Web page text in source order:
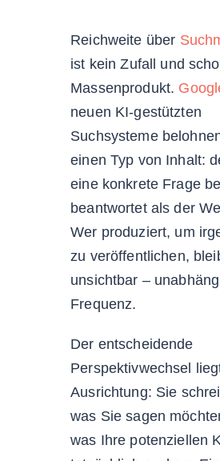
Reichweite über
ist kein Zufall und
Massenprodukt.
neuen KI-gestützten
Suchsysteme
einen Typ von Inhalt:
eine konkrete Frage
beantwortet als der
Wer produziert, um
zu veröffentlichen,
unsichtbar –
Frequenz.
Der entscheidende
Perspektivwechsel
Ausrichtung: Sie
was Sie sagen
was Ihre potenziellen